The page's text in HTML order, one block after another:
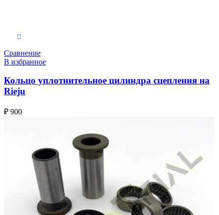
Сравнение
В избранное
Кольцо уплотнительное цилиндра сцепления на
Rieju
₽ 900